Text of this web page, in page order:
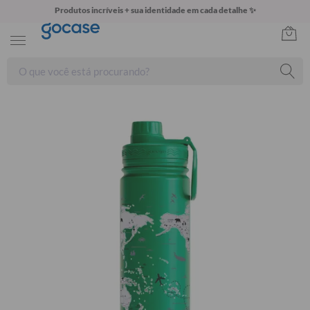
Produtos incríveis + sua identidade em cada detalhe ✨